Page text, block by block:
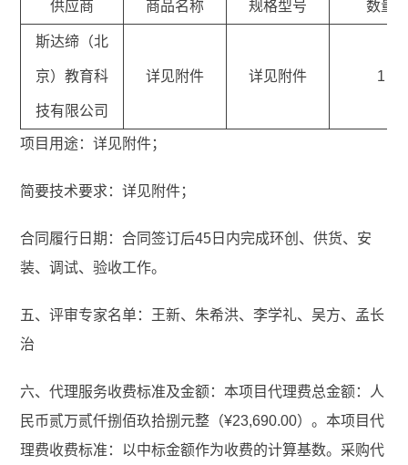
供应商 商品名称 规格型号 数量
斯达缔（北
京）教育科
技有限公司
详见附件 详见附件 1
项目用途：详见附件；
简要技术要求：详见附件；
合同履行日期：合同签订后45日内完成环创、供货、安
装、调试、验收工作。
五、评审专家名单：王新、朱希洪、李学礼、吴方、孟长
治
六、代理服务收费标准及金额：本项目代理费总金额：人
民币贰万贰仟捌佰玖拾捌元整（¥23,690.00）。本项目代
理费收费标准：以中标金额作为收费的计算基数。采购代